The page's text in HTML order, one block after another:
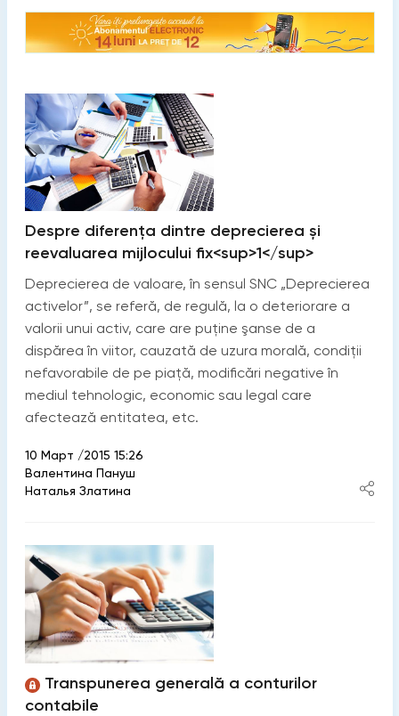
Despre diferența dintre deprecierea și
reevaluarea mijlocului fix<sup>1</sup>
Deprecierea de valoare, în sensul SNC „Deprecierea
activelor”, se referă, de regulă, la o deteriorare a
valorii unui activ, care are puține şanse de a
dispărea în viitor, cauzată de uzura morală, condiții
nefavorabile de pe piață, modificări negative în
mediul tehnologic, economic sau legal care
afectează entitatea, etc.
10 Март /2015 15:26
Валентина Пануш
Наталья Златина
Transpunerea generală a conturilor
contabile